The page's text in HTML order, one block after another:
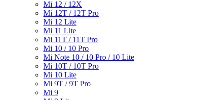
Mi 12 / 12X
Mi 12T / 12T Pro
Mi 12 Lite
Mi 11 Lite
Mi 11T / 11T Pro
Mi 10 / 10 Pro
Mi Note 10 / 10 Pro / 10 Lite
Mi 10T / 10T Pro
Mi 10 Lite
Mi 9T / 9T Pro
Mi 9